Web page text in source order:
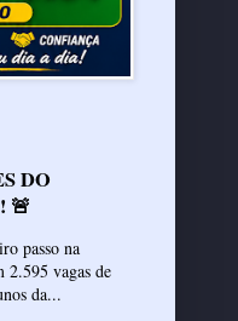
DO
🚨
passo na
vagas de
da...